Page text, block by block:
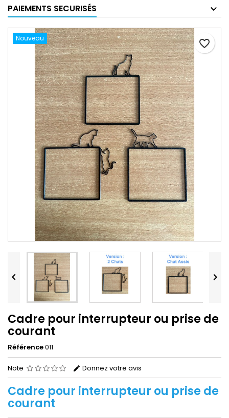
PAIEMENTS SECURISÉS
Nouveau
 
Cadre pour interrupteur ou prise de
courant
Référence011
Note Donnez votre avis
Cadre pour interrupteur ou prise de
courant
favorite_border